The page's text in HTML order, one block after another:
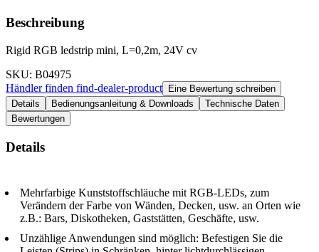
Beschreibung
Rigid RGB ledstrip mini, L=0,2m, 24V cv
SKU: B04975
Händler finden find-dealer-product
Eine Bewertung schreiben
Details
Bedienungsanleitung & Downloads
Technische Daten
Bewertungen
Details
Mehrfarbige Kunststoffschläuche mit RGB-LEDs, zum
Verändern der Farbe von Wänden, Decken, usw. an Orten wie
z.B.: Bars, Diskotheken, Gaststätten, Geschäfte, usw.
Unzählige Anwendungen sind möglich: Befestigen Sie die